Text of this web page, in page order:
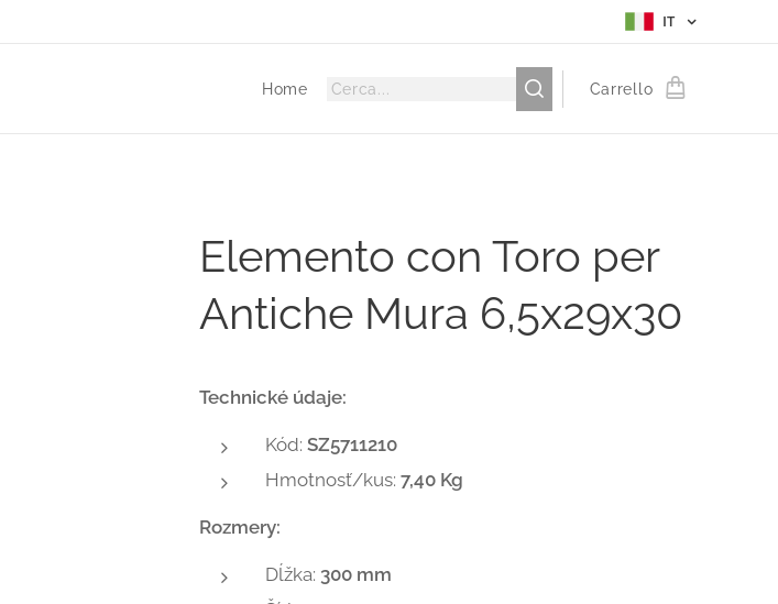
IT
Home Carrello
Elemento con Toro per
Antiche Mura 6,5x29x30
Technické údaje:
Kód:SZ5711210
Hmotnosť/kus:7,40 Kg
Rozmery:
Dĺžka: 300 mm